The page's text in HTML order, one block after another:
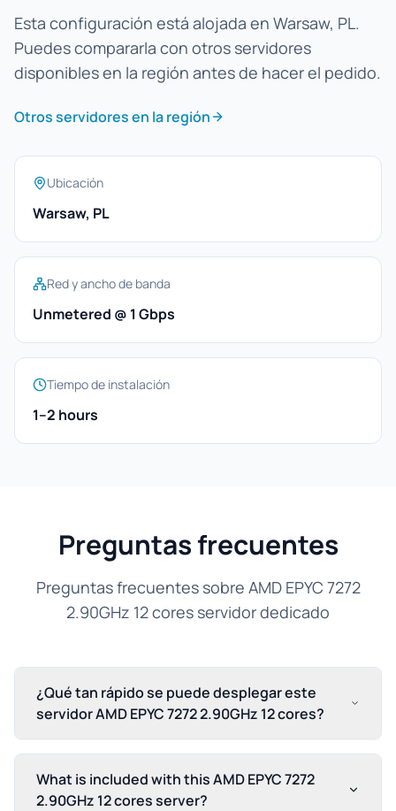
Esta configuración está alojada en Warsaw, PL.
Puedes compararla con otros servidores
disponibles en la región antes de hacer el pedido.
Otros servidores en la región
Ubicación
Warsaw, PL
Red y ancho de banda
Unmetered @ 1 Gbps
Tiempo de instalación
1–2 hours
Preguntas frecuentes
Preguntas frecuentes sobre AMD EPYC 7272
2.90GHz 12 cores servidor dedicado
¿Qué tan rápido se puede desplegar este
servidor AMD EPYC 7272 2.90GHz 12 cores?
What is included with this AMD EPYC 7272
2.90GHz 12 cores server?